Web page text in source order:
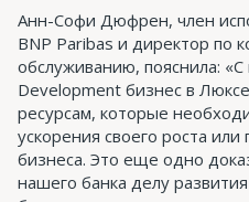
Анн-Софи Дюфрен, член
BNP Paribas и директор по
обслуживанию, пояснила:
Development бизнес в
ресурсам, которые
ускорения своего роста
бизнеса. Это еще одно
нашего банка делу